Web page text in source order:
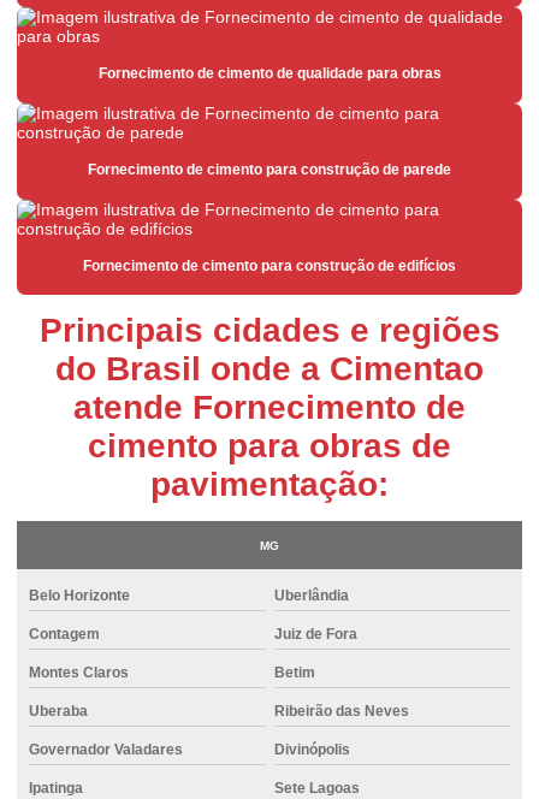
Argamassa estrutural
Argamassa para parede
Argamassa para piscina
Argamassa de piso sobre piso
Argamassa polimérica
Argamassa preço
Caminhão de concreto usinado
Cimento em betim
Cimento em bh
Cimento para concreto armado
Cimento em contagem
Cimento csn
Fornecimento de cimento de qualidade para obras
Fornecimento de cimento para construção de parede
Fornecimento de cimento para construção de edifícios
Principais cidades e regiões
do Brasil onde a Cimentao
atende Fornecimento de
cimento para obras de
pavimentação:
MG
Belo Horizonte Uberlândia
Contagem Juiz de Fora
Montes Claros Betim
Uberaba Ribeirão das Neves
Governador Valadares Divinópolis
Ipatinga Sete Lagoas